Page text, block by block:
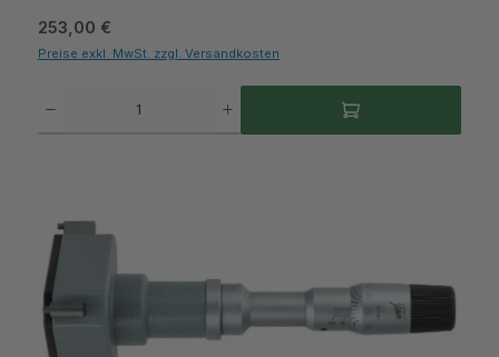
Regulärer Preis:
253,00 €
Preise exkl. MwSt. zzgl. Versandkosten